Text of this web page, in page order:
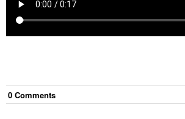
0 Comments